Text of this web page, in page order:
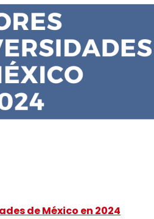
de México en 2024